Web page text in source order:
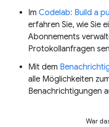
Im Codelab: Build a
erfahren Sie, wie Sie
Abonnements
Protokollanfragen
Mit dem
alle Möglichkeiten
Benachrichtigungen
War